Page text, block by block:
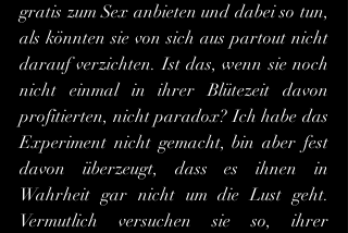
gratis zum Sex anbieten und dabei so tun,
als könnten sie von sich aus partout nicht
darauf verzichten. Ist das, wenn sie noch
nicht einmal in ihrer Blütezeit davon
profitierten, nicht paradox? Ich habe das
Experiment nicht gemacht, bin aber fest
davon überzeugt, dass es ihnen in
Wahrheit gar nicht um die Lust geht.
Vermutlich versuchen sie so, ihrer